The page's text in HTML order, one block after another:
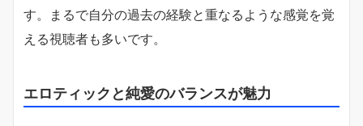
す。まるで自分の過去の経験と重なるような感覚を覚
える視聴者も多いです。
エロティックと純愛のバランスが魅力